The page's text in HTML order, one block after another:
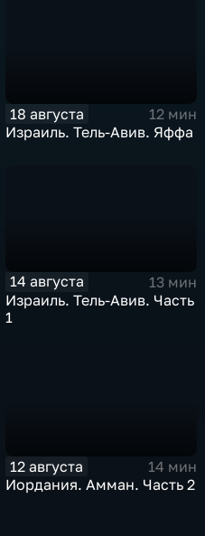
18 августа
12 мин
Израиль. Тель-Авив. Яффа
14 августа
13 мин
Израиль. Тель-Авив. Часть
1
12 августа
14 мин
Иордания. Амман. Часть 2